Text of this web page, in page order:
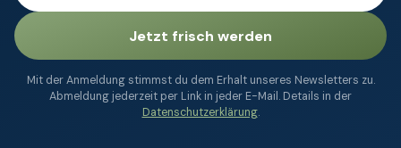
Jetzt frisch werden
Mit der Anmeldung stimmst du dem Erhalt unseres Newsletters zu.
Abmeldung jederzeit per Link in jeder E-Mail. Details in der
Datenschutzerklärung.